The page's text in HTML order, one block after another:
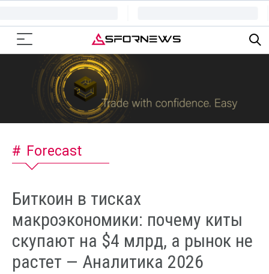
Forecast
Биткоин в тисках
макроэкономики: почему киты
скупают на $4 млрд, а рынок не
растет — Аналитика 2026